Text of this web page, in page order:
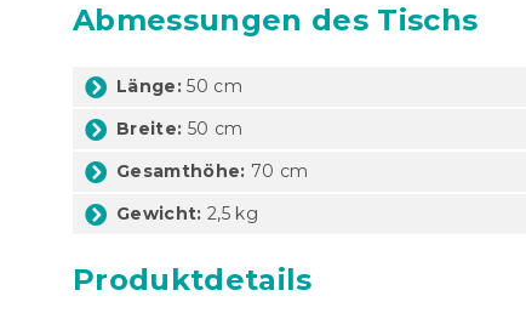
Abmessungen des Tischs
Länge: 50 cm
Breite: 50 cm
Gesamthöhe: 70 cm
Gewicht: 2,5 kg
Produktdetails